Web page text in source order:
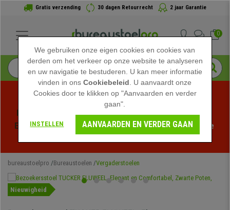
Gratis verzending 30 dagen Retourrecht 2 jaar Garantie
0
Profiteer van de Zomeruitverkoop bij bureaustoelpro!
Exclusieve kortingen voor een beperkte tijd - Bekijk de
bureaustoelpro Bureaustoelen Vergaderstoelen
Nieuwigheid
We gebruiken onze eigen cookies en cookies van
derden om het verkeer op onze website te analyseren
en uw navigatie te bestuderen. U kan meer informatie
vinden in onsCookiebeleid . U aanvaardt onze
Cookies door te klikken op "Aanvaarden en verder
gaan".
INSTELLEN AANVAARDEN EN VERDER GAAN